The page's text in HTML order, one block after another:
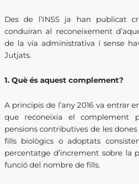
Des de l’INSS ja han publicat
conduiran al reconeixement
de la via administrativa i sense
Jutjats.
1. Què és aquest complement?
A principis de l’any 2016 va entrar
que reconeixia el complement
pensions contributives de les
fills biològics o adoptats
percentatge d’increment sobre la
funció del nombre de fills.